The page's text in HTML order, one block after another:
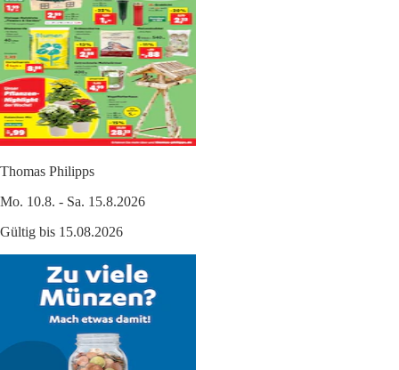
Thomas Philipps
Mo. 10.8. - Sa. 15.8.2026
Gültig bis 15.08.2026